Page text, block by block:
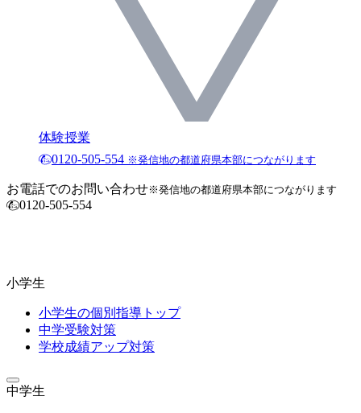
体験授業
0120-505-554 ※発信地の都道府県本部につながります
お電話でのお問い合わせ※発信地の都道府県本部につながります
0120-505-554
小学生
小学生の個別指導トップ
中学受験対策
学校成績アップ対策
中学生